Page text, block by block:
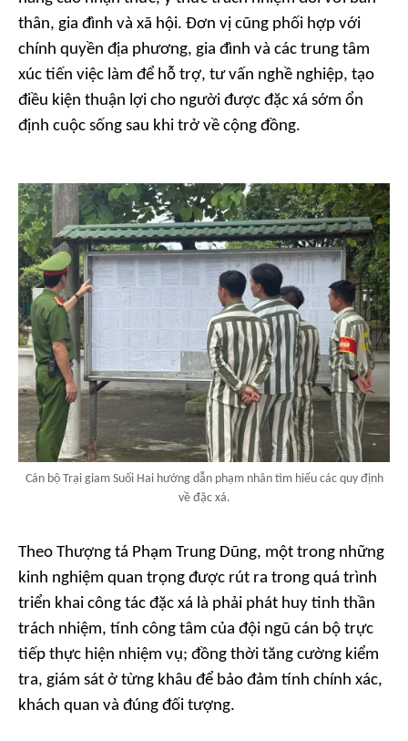
thân, gia đình và xã hội. Đơn vị cũng phối hợp với
chính quyền địa phương, gia đình và các trung tâm
xúc tiến việc làm để hỗ trợ, tư vấn nghề nghiệp, tạo
điều kiện thuận lợi cho người được đặc xá sớm ổn
định cuộc sống sau khi trở về cộng đồng.
Cán bộ Trại giam Suối Hai hướng dẫn phạm nhân tìm hiểu các quy định
về đặc xá.
Theo Thượng tá Phạm Trung Dũng, một trong những
kinh nghiệm quan trọng được rút ra trong quá trình
triển khai công tác đặc xá là phải phát huy tinh thần
trách nhiệm, tính công tâm của đội ngũ cán bộ trực
tiếp thực hiện nhiệm vụ; đồng thời tăng cường kiểm
tra, giám sát ở từng khâu để bảo đảm tính chính xác,
khách quan và đúng đối tượng.